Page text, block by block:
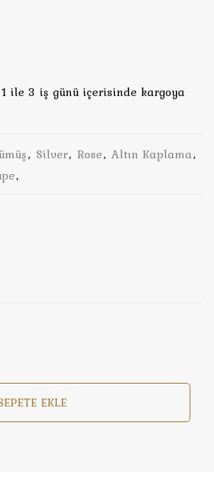
1 ile 3 iş günü içerisinde kargoya
, Silver, Rose, Altın Kaplama,
,
EKLE